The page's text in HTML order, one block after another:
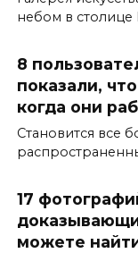
небом в столице
8
показали,
когда они
Становится все
17
можете